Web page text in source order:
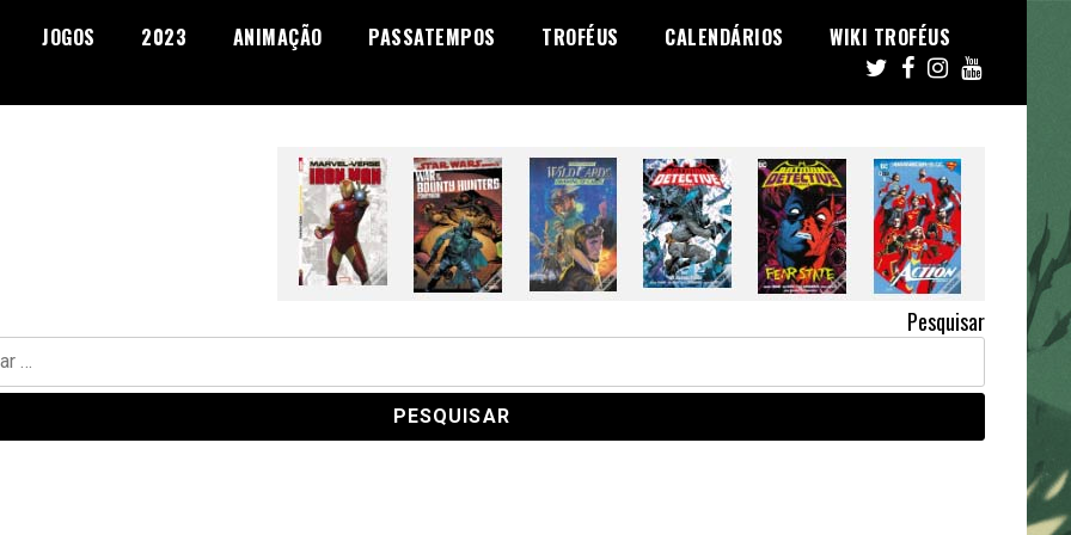
JOGOS 2023 ANIMAÇÃO PASSATEMPOS TROFÉUS CALENDÁRIOS WIKI TROFÉUS
Pesquisar